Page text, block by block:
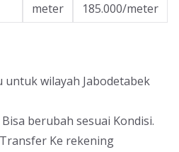
meter
185.000/meter
wilayah Jabodetabek
berubah sesuai Kondisi.
Ke rekening